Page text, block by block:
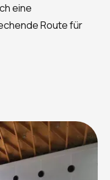
eine
Route für